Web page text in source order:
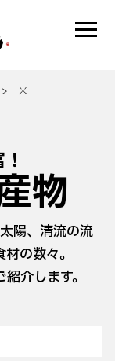
米
物
陽、清流の流
の数々。
介します。